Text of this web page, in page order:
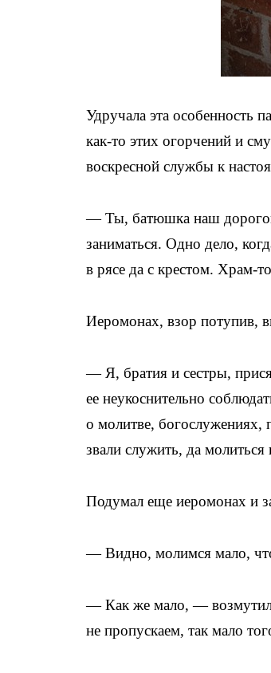
Удручала эта особенность
как-то этих огорчений и
воскресной службы к
— Ты, батюшка наш
заниматься. Одно дело,
в рясе да с крестом. Храм-
Иеромонах, взор потупив,
— Я, братия и сестры,
ее неукоснительно
о молитве, богослужениях,
звали служить, да
Подумал еще иеромонах и
— Видно, молимся мало,
— Как же мало, —
не пропускаем, так мало